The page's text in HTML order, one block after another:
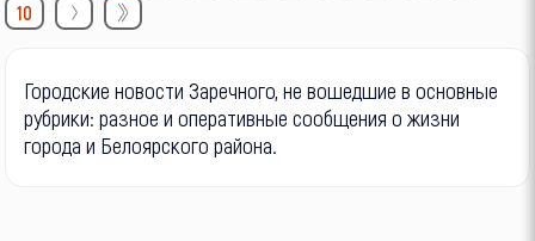
10
Городские новости Заречного, не вошедшие в основные
рубрики: разное и оперативные сообщения о жизни
города и Белоярского района.